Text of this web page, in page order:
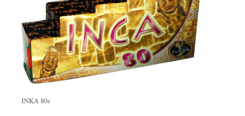
INKA 80s